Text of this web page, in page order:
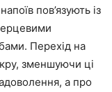
пов’язують із
Перехід на
зменшуючи ці
а про